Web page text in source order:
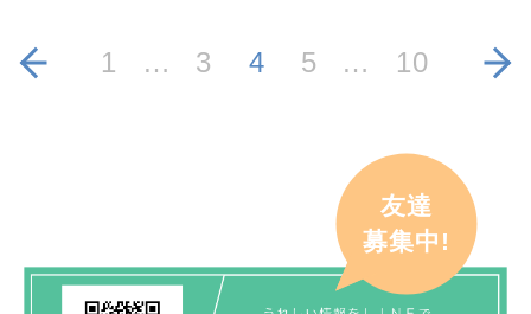
1 … 3 4 5 … 10
友達
募集中!